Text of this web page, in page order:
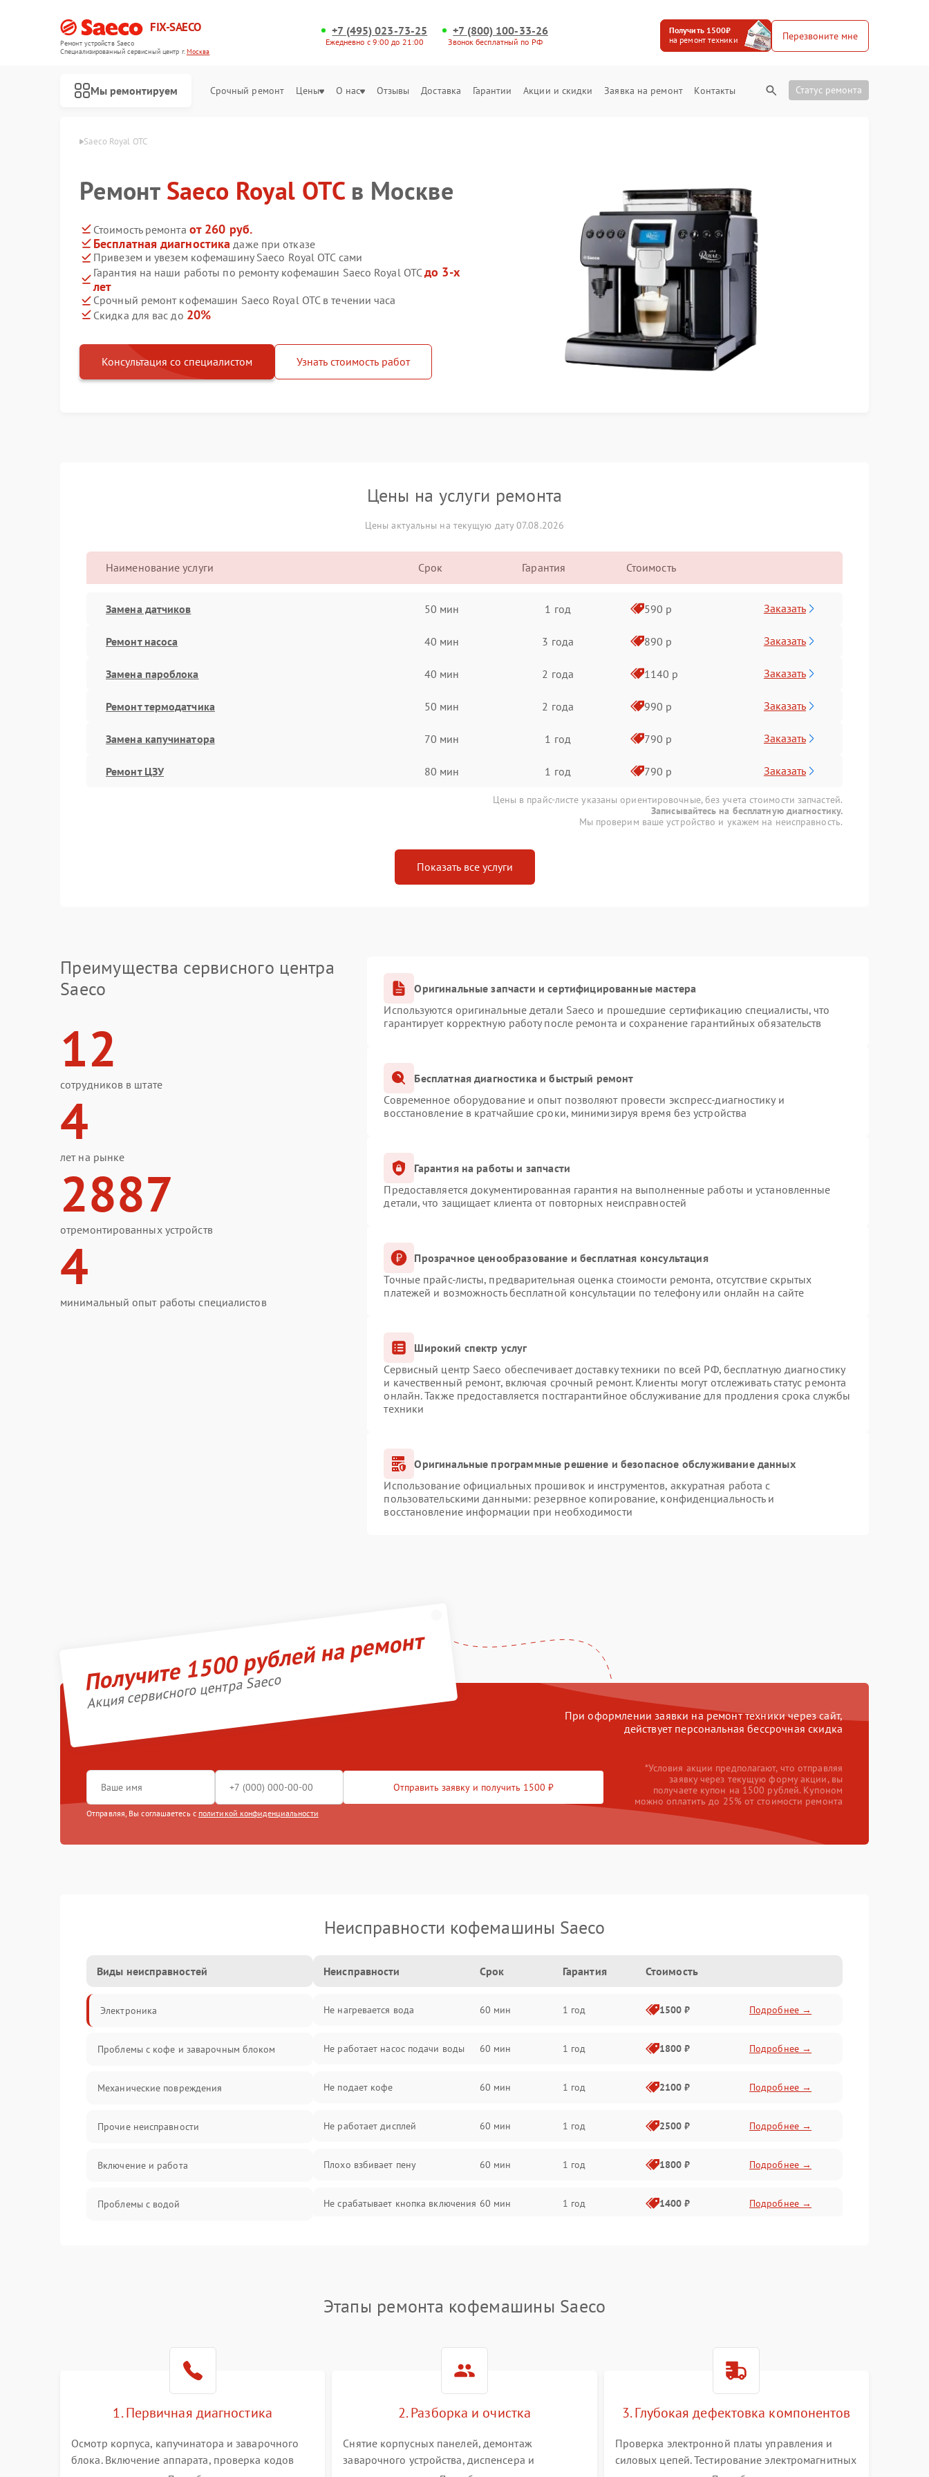
FIX-SAECO
Ремонт устройств Saeco
Специализированный cервисный центр г.Москва
+7 (495) 023-73-25
Ежедневно с 9:00 до 21:00
+7 (800) 100-33-26
Звонок бесплатный по РФ
Получить 1500₽
на ремонт техники
Перезвоните мне
Мы ремонтируем Срочный ремонт Цены О нас Отзывы Доставка Гарантии Акции и скидки Заявка на ремонт Контакты Статус ремонта
Кофемашина Saeco Saeco Royal OTC
Ремонт Saeco Royal OTCв Москве
Стоимость ремонта от 260 руб.
Бесплатная диагностика даже при отказе
Привезем и увезем кофемашину Saeco Royal OTC сами
Гарантия на наши работы по ремонту кофемашин Saeco Royal OTCдо 3-х
лет
Срочный ремонт кофемашин Saeco Royal OTC в течении часа
Скидка для вас до 20%
Консультация со специалистом Узнать стоимость работ
Цены на услуги ремонта
Цены актуальны на текущую дату 07.08.2026
Наименование услуги Срок Гарантия Стоимость
Замена датчиков 50 мин 1 год 590 р Заказать
Ремонт насоса 40 мин 3 года 890 р Заказать
Замена пароблока 40 мин 2 года 1140 р Заказать
Ремонт термодатчика 50 мин 2 года 990 р Заказать
Замена капучинатора 70 мин 1 год 790 р Заказать
Ремонт ЦЗУ 80 мин 1 год 790 р Заказать
Цены в прайс-листе указаны ориентировочные, без учета стоимости запчастей.
Записывайтесь на бесплатную диагностику.
Мы проверим ваше устройство и укажем на неисправность.
Показать все услуги
Преимущества сервисного центра
Saeco
12
сотрудников в штате
4
лет на рынке
2887
отремонтированных устройств
4
минимальный опыт работы специалистов
Оригинальные запчасти и сертифицированные мастера
Используются оригинальные детали Saeco и прошедшие сертификацию специалисты, что
гарантирует корректную работу после ремонта и сохранение гарантийных обязательств
Бесплатная диагностика и быстрый ремонт
Современное оборудование и опыт позволяют провести экспресс-диагностику и
восстановление в кратчайшие сроки, минимизируя время без устройства
Гарантия на работы и запчасти
Предоставляется документированная гарантия на выполненные работы и установленные
детали, что защищает клиента от повторных неисправностей
Прозрачное ценообразование и бесплатная консультация
Точные прайс-листы, предварительная оценка стоимости ремонта, отсутствие скрытых
платежей и возможность бесплатной консультации по телефону или онлайн на сайте
Широкий спектр услуг
Сервисный центр Saeco обеспечивает доставку техники по всей РФ, бесплатную диагностику
и качественный ремонт, включая срочный ремонт. Клиенты могут отслеживать статус ремонта
онлайн. Также предоставляется постгарантийное обслуживание для продления срока службы
техники
Оригинальные программные решение и безопасное обслуживание данных
Использование официальных прошивок и инструментов, аккуратная работа с
пользовательскими данными: резервное копирование, конфиденциальность и
восстановление информации при необходимости
Получите 1500 рублей на ремонт
Акция сервисного центра Saeco
При оформлении заявки на ремонт техники через сайт,
действует персональная бессрочная скидка
Отправить заявку и получить 1500 ₽
Отправляя, Вы соглашаетесь с политикой конфиденциальности
*Условия акции предполагают, что отправляя
заявку через текущую форму акции, вы
получаете купон на 1500 рублей. Купоном
можно оплатить до 25% от стоимости ремонта
Неисправности кофемашины Saeco
Виды неисправностей
Электроника
Проблемы с кофе и заварочным блоком
Механические повреждения
Прочие неисправности
Включение и работа
Проблемы с водой
Неисправности Срок Гарантия Стоимость
Не нагревается вода 60 мин 1 год 1500 ₽ Подробнее →
Не работает насос подачи воды 60 мин 1 год 1800 ₽ Подробнее →
Не подает кофе 60 мин 1 год 2100 ₽ Подробнее →
Не работает дисплей 60 мин 1 год 2500 ₽ Подробнее →
Плохо взбивает пену 60 мин 1 год 1800 ₽ Подробнее →
Не срабатывает кнопка включения 60 мин 1 год 1400 ₽ Подробнее →
Этапы ремонта кофемашины Saeco
1. Первичная диагностика
Осмотр корпуса, капучинатора и заварочного
блока. Включение аппарата, проверка кодов
2. Разборка и очистка
Снятие корпусных панелей, демонтаж
заварочного устройства, диспенсера и
3. Глубокая дефектовка компонентов
Проверка электронной платы управления и
силовых цепей. Тестирование электромагнитных